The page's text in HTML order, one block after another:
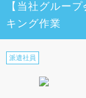
【当社グルー
キング作業
派遣社員